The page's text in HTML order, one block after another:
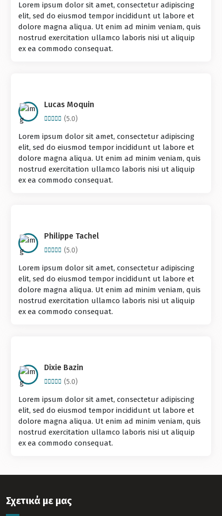
Lorem ipsum dolor sit amet, consectetur adipiscing
elit, sed do eiusmod tempor incididunt ut labore et
dolore magna aliqua. Ut enim ad minim veniam, quis
nostrud exercitation ullamco laboris nisi ut aliquip
ex ea commodo consequat.
Lucas Moquin
(5.0)
Lorem ipsum dolor sit amet, consectetur adipiscing
elit, sed do eiusmod tempor incididunt ut labore et
dolore magna aliqua. Ut enim ad minim veniam, quis
nostrud exercitation ullamco laboris nisi ut aliquip
ex ea commodo consequat.
Philippe Tachel
(5.0)
Lorem ipsum dolor sit amet, consectetur adipiscing
elit, sed do eiusmod tempor incididunt ut labore et
dolore magna aliqua. Ut enim ad minim veniam, quis
nostrud exercitation ullamco laboris nisi ut aliquip
ex ea commodo consequat.
Dixie Bazin
(5.0)
Lorem ipsum dolor sit amet, consectetur adipiscing
elit, sed do eiusmod tempor incididunt ut labore et
dolore magna aliqua. Ut enim ad minim veniam, quis
nostrud exercitation ullamco laboris nisi ut aliquip
ex ea commodo consequat.
Σχετικά με μας